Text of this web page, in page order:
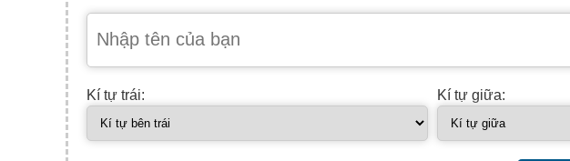
Kí tự trái: Kí tự giữa: